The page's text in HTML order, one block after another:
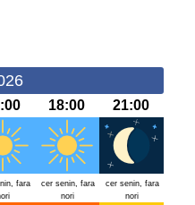
18:00 21:00
fara
cer senin, fara
nori
cer senin, fara
nori